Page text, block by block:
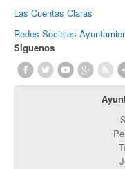
Las Cuentas Claras
Redes Sociales
Síguenos